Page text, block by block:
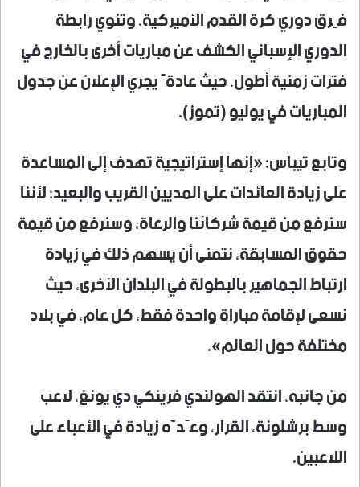
فِرق دوري كرة القدم الأميركية، وتنوي رابطة
الدوري الإسباني الكشف عن مباريات أخرى بالخارج في
فترات زمنية أطول، حيث عادةً يجري الإعلان عن جدول
المباريات في يوليو (تموز).
وتابع تيباس: «إنها إستراتيجية تهدف إلى المساعدة
على زيادة العائدات على المديين القريب والبعيد؛ لأننا
سنرفع من قيمة شركائنا والرعاة، وسنرفع من قيمة
حقوق المسابقة، نتمنى أن يسهم ذلك في زيادة
ارتباط الجماهير بالبطولة في البلدان الأخرى، حيث
نسعى لإقامة مباراة واحدة فقط، كل عام، في بلاد
مختلفة حول العالم».
من جانبه، انتقد الهولندي فرينكي دي يونغ، لاعب
وسط برشلونة، القرار، وعَدَّه زيادة في الأعباء على
اللاعبين.